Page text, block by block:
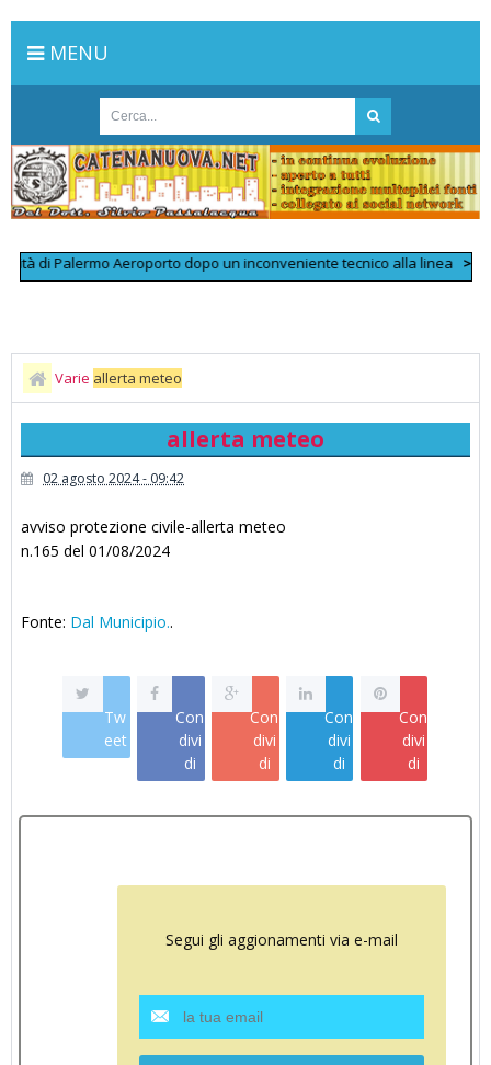
MENU
Palermo Aeroporto dopo un inconveniente tecnico alla linea >>
Varie allerta meteo
allerta meteo
02 agosto 2024 - 09:42
avviso protezione civile-allerta meteo
n.165 del 01/08/2024
Fonte: Dal Municipio..
Tw
eet
Con
divi
di
Con
divi
di
Con
divi
di
Con
divi
di
Segui gli aggionamenti via e-mail